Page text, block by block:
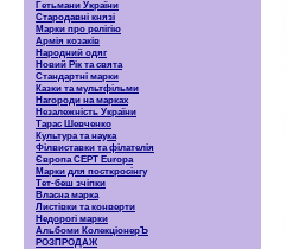
Гетьмани України
Стародавні князі
Марки про релігію
Армія козаків
Народний одяг
Новий Рік та свята
Стандартні марки
Казки та мультфільми
Нагороди на марках
Незалежність України
Тарас Шевченко
Культура та наука
Філвиставки та філателія
Європа CEPT Europa
Марки для посткросінгу
Тет-беш зчіпки
Власна марка
Листівки та конверти
Недорогі марки
Альбоми КолекціонерЪ
РОЗПРОДАЖ